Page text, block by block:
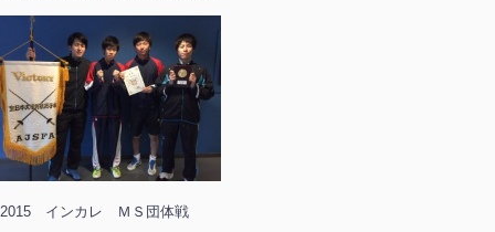
2015 インカレ ＭＳ団体戦